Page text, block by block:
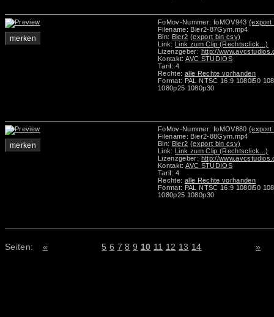
merken
FoMov-Nummer: foMOV943(export
Filename: Bier2-87Gym.mp4
Bin: Bier2 (export bin csv)
Link: Link zum Clip (Rechtsclick...)
Lizenzgeber: http://
Kontakt:AVC STUDIOS
Tarif: 4
Rechte: alle Rechte vorhanden
Format: PAL NTSC 16:9 1080i50
1080p25 1080p30
merken
FoMov-Nummer: foMOV880(export
Filename: Bier2-88Gym.mp4
Bin: Bier2 (export bin csv)
Link: Link zum Clip (Rechtsclick...)
Lizenzgeber: http://
Kontakt:AVC STUDIOS
Tarif: 4
Rechte: alle Rechte vorhanden
Format: PAL NTSC 16:9 1080i50
1080p25 1080p30
Seiten: « 5 6 7 8 9 10 11 12 13 14 »